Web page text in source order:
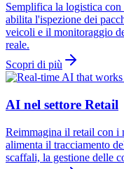
Semplifica la logistica
abilita l'ispezione dei
veicoli e il monitoraggio
reale.
Scopri di più
AI nel settore Retail
Reimmagina il retail con
alimenta il tracciamento
scaffali, la gestione delle